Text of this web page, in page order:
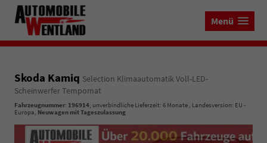
Menü
Skoda Kamiq Selection Klimaautomatik Voll-LED-
Scheinwerfer Tempomat
Fahrzeugnummer: 196914, unverbindliche Lieferzeit: 6 Monate , Landesversion: EU -
Europa, Neuwagen mit Tageszulassung